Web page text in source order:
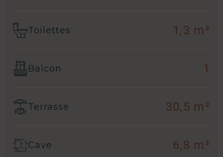
Toilettes 1,3 m²
Balcon 1
Terrasse 30,5 m²
Cave 6,8 m²